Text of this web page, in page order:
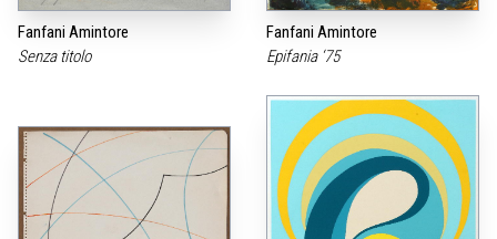
Fanfani Amintore
Senza titolo
Fanfani Amintore
Epifania ‘75